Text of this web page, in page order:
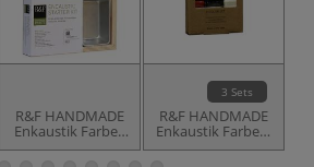
R&F HANDMADE
Enkaustik Farben
Starter-Set
3 Sets
R&F HANDMADE
Enkaustik Farben,
6er-Sets